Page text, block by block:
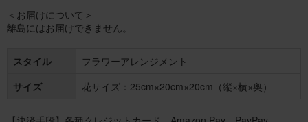
＜お届けについて＞
離島にはお届けできません。
スタイル
フラワーアレンジメント
サイズ
花サイズ：25cm×20cm×20cm（縦×横×奥）